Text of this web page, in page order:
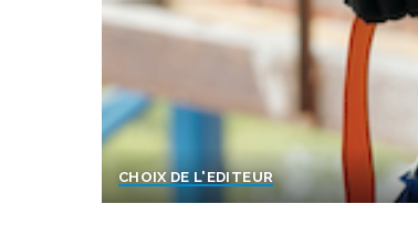
CHOIX DE L'EDITEUR